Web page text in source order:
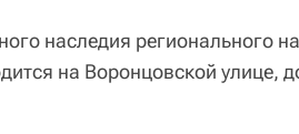
наследия регионального
на Воронцовской улице,